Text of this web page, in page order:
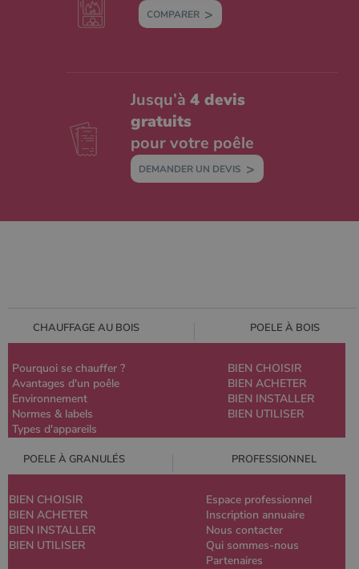
COMPARER
Jusqu’à4 devis
gratuits
pour votre poêle
DEMANDER UN DEVIS
CHAUFFAGE AU BOIS POELE À BOIS
Pourquoi se chauffer ?
Avantages d'un poêle
Environnement
Normes & labels
Types d'appareils
BIEN CHOISIR
BIEN ACHETER
BIEN INSTALLER
BIEN UTILISER
POELE À GRANULÉS PROFESSIONNEL
BIEN CHOISIR
BIEN ACHETER
BIEN INSTALLER
BIEN UTILISER
Espace professionnel
Inscription annuaire
Nous contacter
Qui sommes-nous
Partenaires